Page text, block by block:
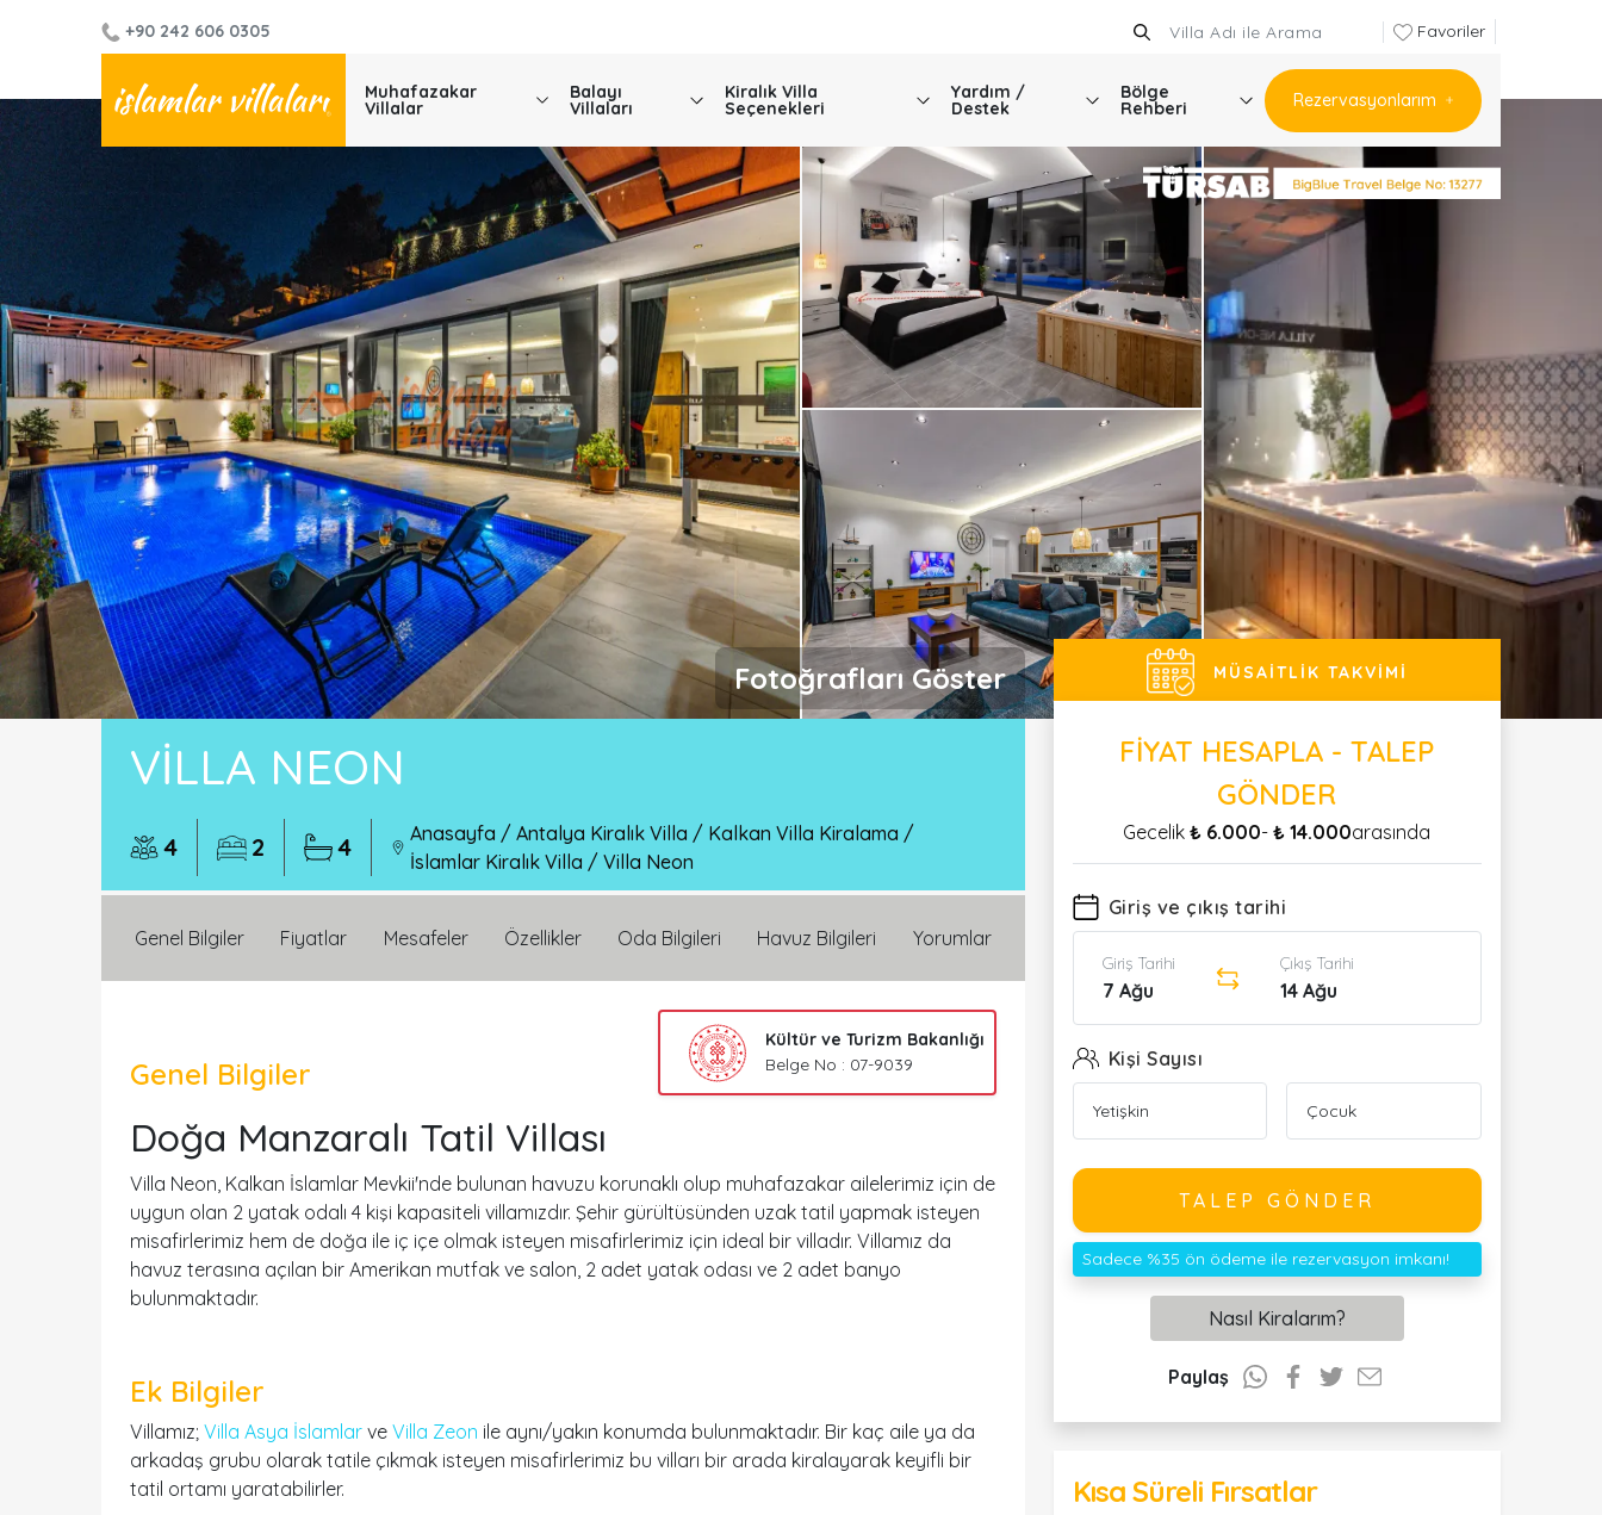
+90 242 606 0305 Favoriler
Muhafazakar
Villalar
Balayı
Villaları
Kiralık Villa
Seçenekleri
Yardım /
Destek
Bölge
Rehberi Rezervasyonlarım
Fotoğrafları Göster
VILLA NEON
4 2 4 Anasayfa /Antalya Kiralık Villa / Kalkan Villa Kiralama /
İslamlar Kiralık Villa /Villa Neon
Genel Bilgiler Fiyatlar Mesafeler Özellikler Oda Bilgileri Havuz Bilgileri Yorumlar
Genel Bilgiler
Kültür ve Turizm Bakanlığı
Belge No : 07-9039
Doğa Manzaralı Tatil Villası
Villa Neon, Kalkan İslamlar Mevkii'nde bulunan havuzu korunaklı olup muhafazakar ailelerimiz için de
uygun olan 2 yatak odalı 4 kişi kapasiteli villamızdır. Şehir gürültüsünden uzak tatil yapmak isteyen
misafirlerimiz hem de doğa ile iç içe olmak isteyen misafirlerimiz için ideal bir villadır. Villamız da
havuz terasına açılan bir Amerikan mutfak ve salon, 2 adet yatak odası ve 2 adet banyo
bulunmaktadır.
Ek Bilgiler
Villamız; Villa Asya İslamlar ve Villa Zeon ile aynı/yakın konumda bulunmaktadır. Bir kaç aile ya da
arkadaş grubu olarak tatile çıkmak isteyen misafirlerimiz bu vilları bir arada kiralayarak keyifli bir
tatil ortamı yaratabilirler.
MÜSAITLIK TAKVIMI
FIYAT HESAPLA - TALEP
GÖNDER
Gecelik₺ 6.000-₺ 14.000arasında
Giriş ve çıkış tarihi
Giriş Tarihi
7 Ağu
Çıkış Tarihi
14 Ağu
Kişi Sayısı
TALEP GÖNDER
Sadece %35 ön ödeme ile rezervasyon imkanı!
Nasıl Kiralarım?
Paylaş
Kısa Süreli Fırsatlar